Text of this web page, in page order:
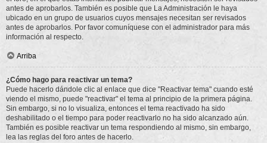
antes de aprobarlos. También es posible que La Administración le haya
ubicado en un grupo de usuarios cuyos mensajes necesitan ser revisados
antes de aprobarlos. Por favor comuníquese con el administrador para más
información al respecto.
Arriba
¿Cómo hago para reactivar un tema?
Puede hacerlo dándole clic al enlace que dice "Reactivar tema" cuando esté
viendo el mismo, puede "reactivar" el tema al principio de la primera página.
Sin embargo, si no lo visualiza, entonces el tema reactivado ha sido
deshabilitado o el tiempo para poder reactivarlo no ha sido alcanzado aún.
También es posible reactivar un tema respondiendo al mismo, sin embargo,
lea las reglas del foro antes de hacerlo.